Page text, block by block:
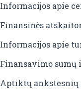
Informacijos apie
Finansinės
Informacijos apie
Finansavimo sumų
Aptiktų ankstesnių